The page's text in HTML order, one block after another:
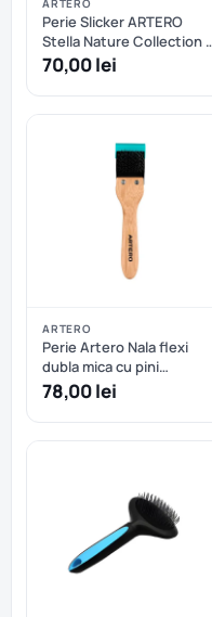
ARTERO
Perie Slicker ARTERO
Stella Nature Collection -
M
70,00 lei
ARTERO
Perie Artero Nala flexi
dubla mica cu pini
protejati
78,00 lei